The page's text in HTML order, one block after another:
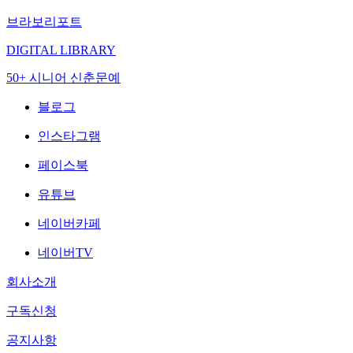
브라보리포트
DIGITAL LIBRARY
50+ 시니어 신춘문예
블로그
인스타그램
페이스북
유튜브
네이버카페
네이버TV
회사소개
구독신청
공지사항